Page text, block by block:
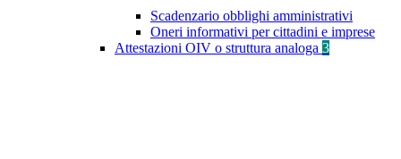
Scadenzario obblighi amministrativi
Oneri informativi per cittadini e imprese
Attestazioni OIV o struttura analoga 3